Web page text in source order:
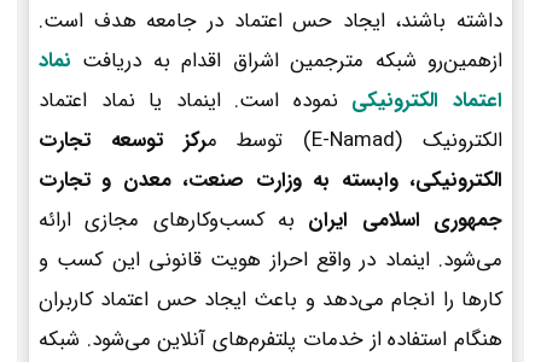
داشته باشند، ایجاد حس اعتماد در جامعه هدف است.
ازهمین‌رو شبکه مترجمین اشراق اقدام به دریافت نماد
اعتماد الکترونیکی نموده است. اینماد یا نماد اعتماد
الکترونیک (E-Namad) توسط م
رکز توسعه تجارت
الکترونیکی، وابسته به وزارت صنعت، معدن و تجارت
جمهوری اسلامی ایران به کسب‌وکارهای مجازی ارائه
می‌شود. اینماد در واقع احراز هویت قانونی این کسب و
کارها را انجام می‌دهد و باعث ایجاد حس اعتماد کاربران
هنگام استفاده از خدمات پلتفرم‌های آنلاین می‌شود. شبکه